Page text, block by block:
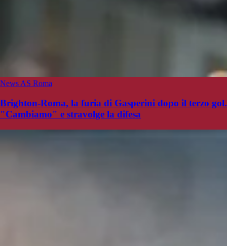
News AS Roma
Brighton-Roma, la furia di Gasperini dopo il terzo gol.
"Cambiamo" e stravolge la difesa